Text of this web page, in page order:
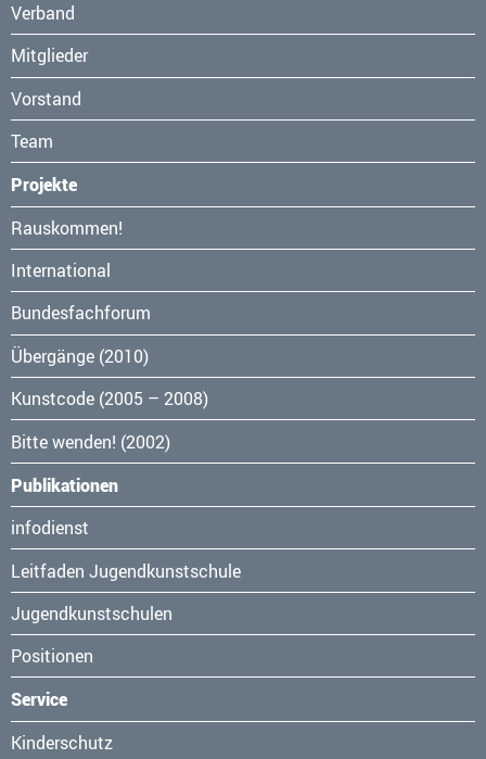
Verband
Mitglieder
Vorstand
Team
Projekte
Navigation
überspringen
Rauskommen!
International
Bundesfachforum
Übergänge (2010)
Kunstcode (2005 – 2008)
Bitte wenden! (2002)
Publikationen
Navigation
überspringen
infodienst
Leitfaden Jugendkunstschule
Jugendkunstschulen
Positionen
Service
Navigation
Kinderschutz